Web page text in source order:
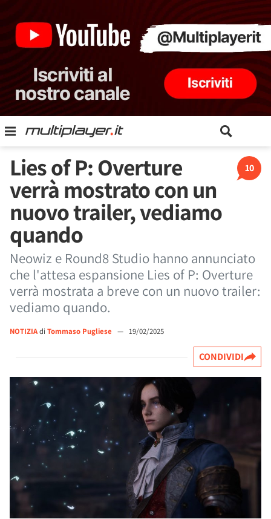
10
Lies of P: Overture
verrà mostrato con un
nuovo trailer, vediamo
quando
Neowiz e Round8 Studio hanno annunciato
che l'attesa espansione Lies of P: Overture
verrà mostrata a breve con un nuovo trailer:
vediamo quando.
NOTIZIAdi Tommaso Pugliese — 19/02/2025
CONDIVIDI